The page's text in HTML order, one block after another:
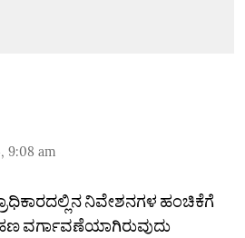
9:08 am
ನಿವೇಶನಗಳ ಹಂಚಿಕೆಗೆ
ವರ್ಗಾವಣೆಯಾಗಿರುವುದು